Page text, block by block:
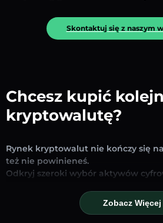
Skontaktuj się z naszym
Chcesz kupić
kryptowalutę?
Rynek kryptowalut nie kończy się
też nie powinieneś.
Odkryj szeroki wybór aktywów
tego, czy szukasz uznanych
altcoinów czy nowych trendujących
Zobacz Więcej